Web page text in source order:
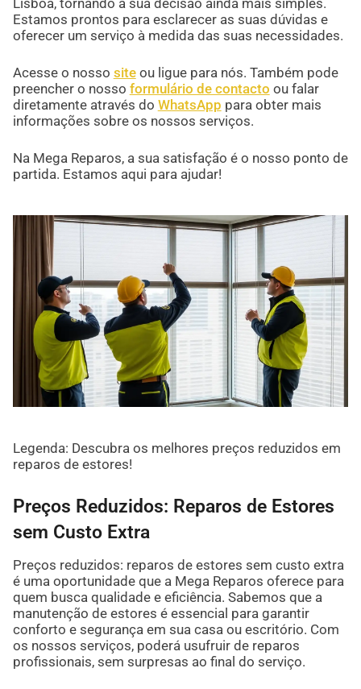
Lisboa, tornando a sua decisão ainda mais simples.
Estamos prontos para esclarecer as suas dúvidas e
oferecer um serviço à medida das suas necessidades.
Acesse o nosso siteou ligue para nós. Também pode
preencher o nosso formulário de contacto ou falar
diretamente através do WhatsApp para obter mais
informações sobre os nossos serviços.
Na Mega Reparos, a sua satisfação é o nosso ponto de
partida. Estamos aqui para ajudar!
Legenda: Descubra os melhores preços reduzidos em
reparos de estores!
Preços Reduzidos: Reparos de Estores
sem Custo Extra
Preços reduzidos: reparos de estores sem custo extra
é uma oportunidade que a Mega Reparos oferece para
quem busca qualidade e eficiência. Sabemos que a
manutenção de estores é essencial para garantir
conforto e segurança em sua casa ou escritório. Com
os nossos serviços, poderá usufruir de reparos
profissionais, sem surpresas ao final do serviço.